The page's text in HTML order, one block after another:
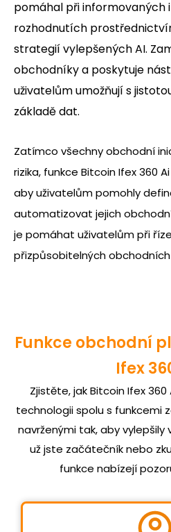
pomáhal při informovaných
rozhodnutích
strategií vylepšených AI.
obchodníky a poskytuje
uživatelům umožňují s
základě dat.
Zatímco všechny obchodní
rizika, funkce Bitcoin Ifex 360
aby uživatelům pomohly
automatizovat jejich
je pomáhat uživatelům při
přizpůsobitelných
Funkce obchodní
Ifex
Zjistěte, jak Bitcoin Ifex
technologii spolu s funkcemi
navrženými tak, aby
už jste začátečník nebo
funkce nabízejí